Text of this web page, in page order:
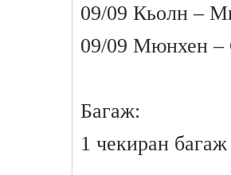
09/09 Кьолн –
09/09 Мюнхен –
Багаж:
1 чекиран